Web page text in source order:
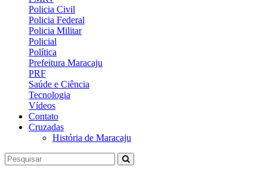
Policia Civil
Policia Federal
Policia Militar
Policial
Política
Prefeitura Maracaju
PRF
Saúde e Ciência
Tecnologia
Vídeos
Contato
Cruzadas
História de Maracaju